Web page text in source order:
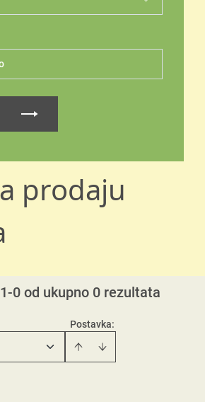
prodaju
0 od ukupno 0 rezultata
Postavka: